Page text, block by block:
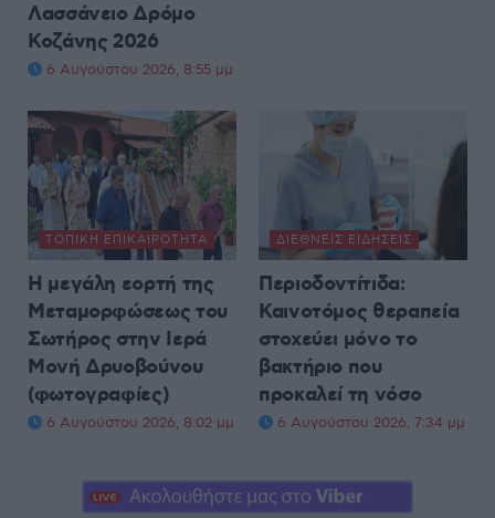
Λασσάνειο Δρόμο
Κοζάνης 2026
6 Αυγούστου 2026, 8:55 μμ
ΤΟΠΙΚΉ ΕΠΙΚΑΙΡΌΤΗΤΑ
Η μεγάλη εορτή της
Μεταμορφώσεως του
Σωτήρος στην Ιερά
Μονή Δρυοβούνου
(φωτογραφίες)
6 Αυγούστου 2026, 8:02 μμ
ΔΙΕΘΝΕΊΣ ΕΙΔΉΣΕΙΣ
Περιοδοντίτιδα:
Καινοτόμος θεραπεία
στοχεύει μόνο το
βακτήριο που
προκαλεί τη νόσο
6 Αυγούστου 2026, 7:34 μμ